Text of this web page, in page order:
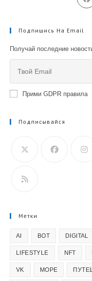
Подпишись На Email
Получай последние
Прими GDPR правила
Подписывайся
Метки
AI BOT DIGITAL
LIFESTYLE NFT
VK МОРЕ